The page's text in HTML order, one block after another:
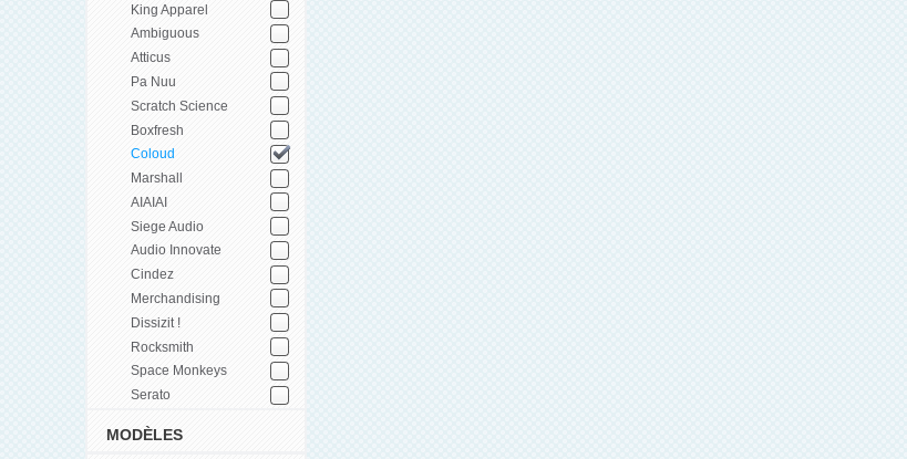
King Apparel
Ambiguous
Atticus
Pa Nuu
Scratch Science
Boxfresh
Coloud
Marshall
AIAIAI
Siege Audio
Audio Innovate
Cindez
Merchandising
Dissizit !
Rocksmith
Space Monkeys
Serato
MODÈLES